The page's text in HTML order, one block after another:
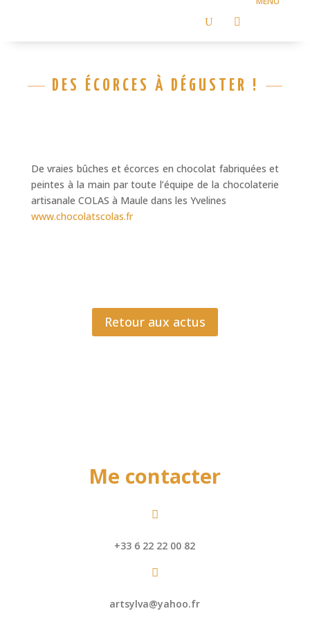
U 
DES ÉCORCES À DÉGUSTER !
De vraies bûches et écorces en chocolat fabriquées et
peintes à la main par toute l’équipe de la chocolaterie
artisanale COLAS à Maule dans les Yvelines
www.chocolatscolas.fr
Retour aux actus
Me contacter

+33 6 22 22 00 82

artsylva@yahoo.fr